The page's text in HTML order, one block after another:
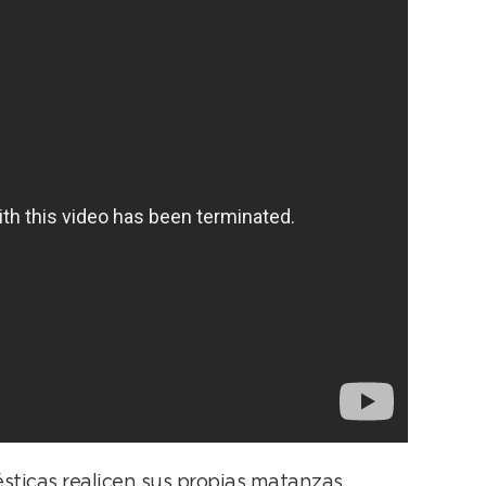
realicen sus propias matanzas,